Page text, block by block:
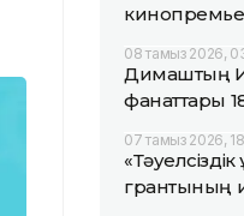
08 тамыз 2026,
Димаштың
фанаттары
07 тамыз 2026,
грантының